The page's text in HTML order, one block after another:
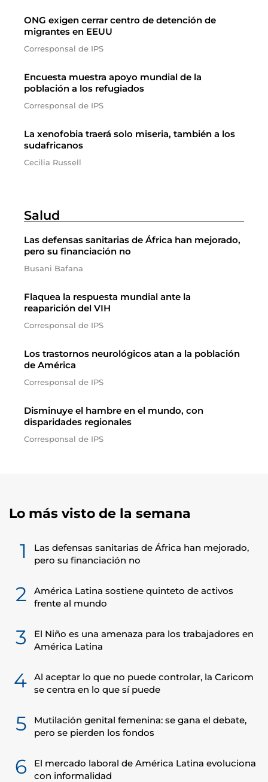
ONG exigen cerrar centro de detención de
migrantes en EEUU
Corresponsal de IPS
Encuesta muestra apoyo mundial de la
población a los refugiados
Corresponsal de IPS
La xenofobia traerá solo miseria, también a los
sudafricanos
Cecilia Russell
Salud
Las defensas sanitarias de África han mejorado,
pero su financiación no
Busani Bafana
Flaquea la respuesta mundial ante la
reaparición del VIH
Corresponsal de IPS
Los trastornos neurológicos atan a la población
de América
Corresponsal de IPS
Disminuye el hambre en el mundo, con
disparidades regionales
Corresponsal de IPS
Lo más visto de la semana
1
Las defensas sanitarias de África han mejorado,
pero su financiación no
2
América Latina sostiene quinteto de activos
frente al mundo
3
El Niño es una amenaza para los trabajadores en
América Latina
4
Al aceptar lo que no puede controlar, la Caricom
se centra en lo que sí puede
5
Mutilación genital femenina: se gana el debate,
pero se pierden los fondos
6
El mercado laboral de América Latina evoluciona
con informalidad